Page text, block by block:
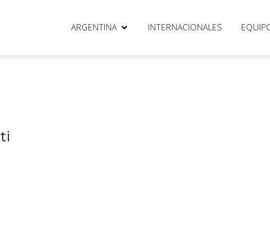
ARGENTINA INTERNACIONALES